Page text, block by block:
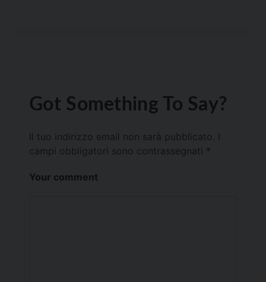
Got Something To Say?
Il tuo indirizzo email non sarà pubblicato.
campi obbligatori sono contrassegnati *
Your comment